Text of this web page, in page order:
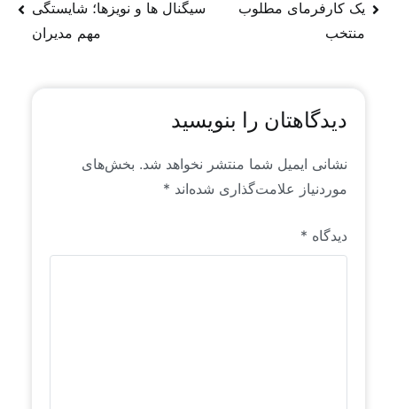
از روندها و سیگنال‌های موجود در فضای جهانی منابع
یک کارفرمای مطلوب
منتخب
سیگنال ها و نویزها؛ شایستگی
مهم مدیران
دیدگاهتان را بنویسید
نشانی ایمیل شما منتشر نخواهد شد. بخش‌های
موردنیاز علامت‌گذاری شده‌اند *
دیدگاه *